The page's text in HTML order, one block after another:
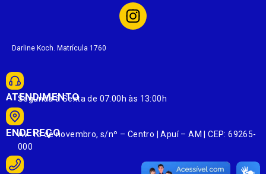
Darline Koch. Matrícula 1760
ATENDIMENTO
Segunda à Sexta de 07:00h às 13:00h
ENDEREÇO
Av. 13 de novembro, s/nº – Centro | Apuí – AM | CEP: 69265-
000